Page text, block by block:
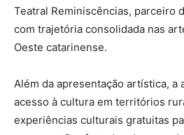
Teatral Reminiscências, parceiro
com trajetória consolidada nas
Oeste catarinense.
Além da apresentação artística, a
acesso à cultura em territórios
experiências culturais gratuitas